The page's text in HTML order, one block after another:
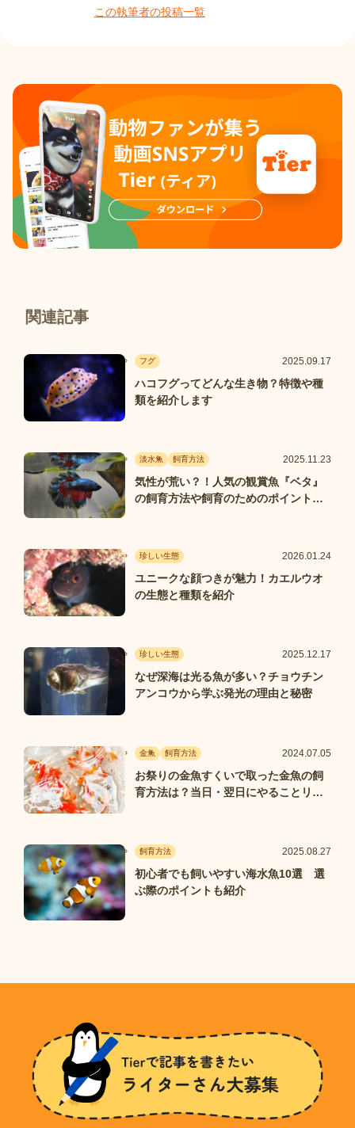
この執筆者の投稿一覧
関連記事
フグ 2025.09.17
ハコフグってどんな生き物？特徴や種
類を紹介します
淡水魚 飼育方法 2025.11.23
気性が荒い？！人気の観賞魚『ベタ』
の飼育方法や飼育のためのポイントを
珍しい生態 2026.01.24
ユニークな顔つきが魅力！カエルウオ
の生態と種類を紹介
珍しい生態 2025.12.17
なぜ深海は光る魚が多い？チョウチン
アンコウから学ぶ発光の理由と秘密
金魚 飼育方法 2024.07.05
お祭りの金魚すくいで取った金魚の飼
育方法は？当日・翌日にやることリス
飼育方法 2025.08.27
初心者でも飼いやすい海水魚10選 選
ぶ際のポイントも紹介